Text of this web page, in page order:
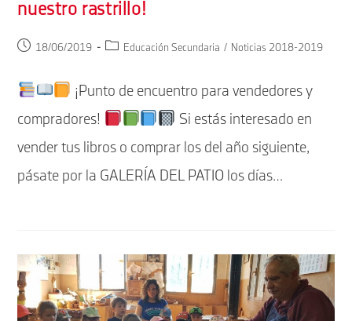
nuestro rastrillo!
Publicación
entrada:
18/06/2019
Categoría
entrada:
Educación Secundaria / Noticias 2018-2019
¡Punto de encuentro para vendedores y
compradores!
Si estás interesado en
vender tus libros o comprar los del año siguiente,
pásate por la GALERÍA DEL PATIO los días…